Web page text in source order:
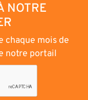
NOTRE
chaque mois de
notre portail